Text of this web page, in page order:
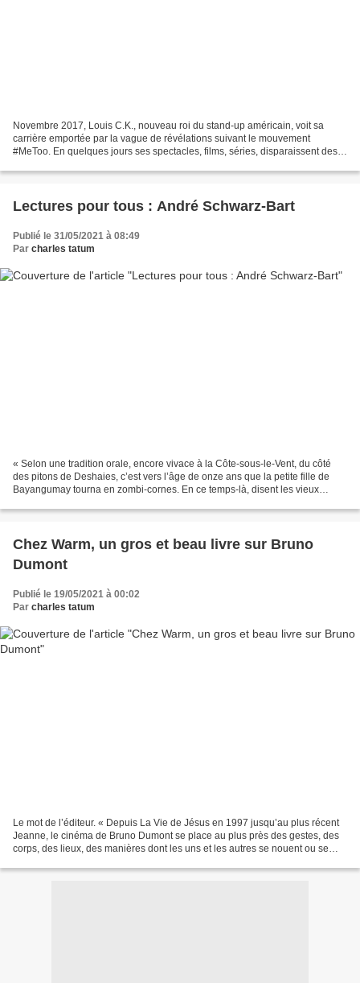
Novembre 2017, Louis C.K., nouveau roi du stand-up américain, voit sa
carrière emportée par la vague de révélations suivant le mouvement
#MeToo. En quelques jours ses spectacles, films, séries, disparaissent des
Lectures pour tous : André Schwarz-Bart
Publié le 31/05/2021 à 08:49
Par charles tatum
« Selon une tradition orale, encore vivace à la Côte-sous-le-Vent, du côté
des pitons de Deshaies, c’est vers l’âge de onze ans que la petite fille de
Bayangumay tourna en zombi-cornes. En ce temps-là, disent les vieux
Chez Warm, un gros et beau livre sur Bruno
Dumont
Publié le 19/05/2021 à 00:02
Par charles tatum
Le mot de l’éditeur. « Depuis La Vie de Jésus en 1997 jusqu’au plus récent
Jeanne, le cinéma de Bruno Dumont se place au plus près des gestes, des
corps, des lieux, des manières dont les uns et les autres se nouent ou se